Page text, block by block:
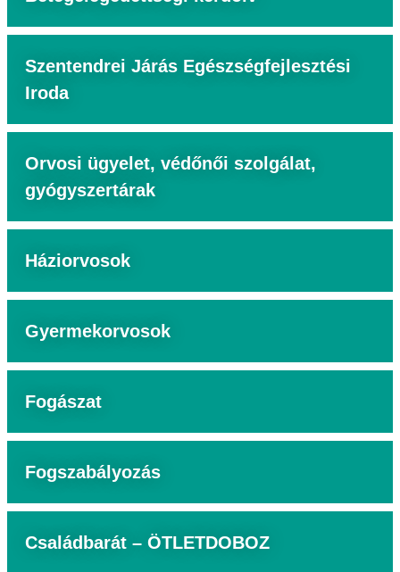
Szentendrei Járás Egészségfejlesztési
Iroda
Orvosi ügyelet, védőnői szolgálat,
gyógyszertárak
Háziorvosok
Gyermekorvosok
Fogászat
Fogszabályozás
Családbarát – ÖTLETDOBOZ